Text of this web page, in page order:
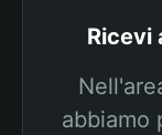
Ricevi
abbiamo